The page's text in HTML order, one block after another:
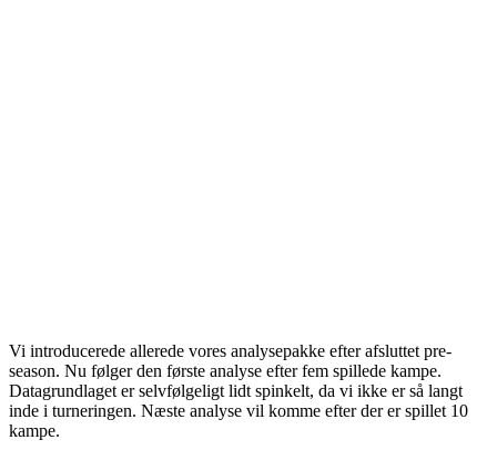
Vi introducerede allerede vores analysepakke efter afsluttet pre-
season. Nu følger den første analyse efter fem spillede kampe.
Datagrundlaget er selvfølgeligt lidt spinkelt, da vi ikke er så langt
inde i turneringen. Næste analyse vil komme efter der er spillet 10
kampe.